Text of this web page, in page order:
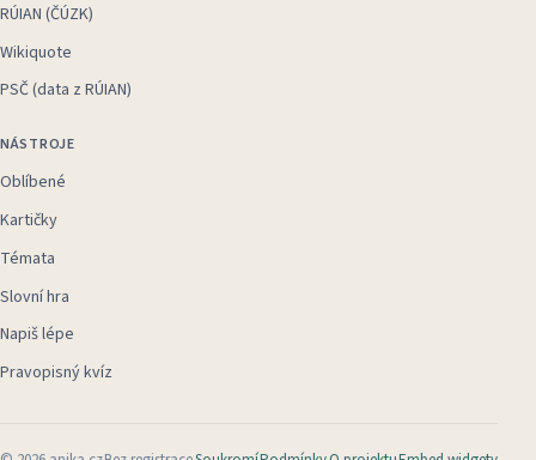
RÚIAN (ČÚZK)
Wikiquote
PSČ (data z RÚIAN)
NÁSTROJE
Oblíbené
Kartičky
Témata
Slovní hra
Napiš lépe
Pravopisný kvíz